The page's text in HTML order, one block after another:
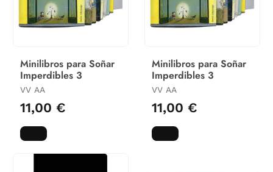
Minilibros para Soñar
Imperdibles 3
VV AA
11,00 €
Minilibros para Soñar
Imperdibles 3
VV AA
11,00 €